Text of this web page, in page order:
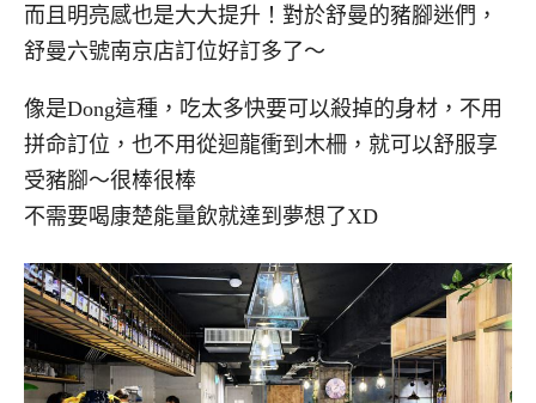
而且明亮感也是大大提升！對於舒曼的豬腳迷們，
舒曼六號南京店訂位好訂多了～
像是Dong這種，吃太多快要可以殺掉的身材，不用
拼命訂位，也不用從迴龍衝到木柵，就可以舒服享
受豬腳～很棒很棒
不需要喝康楚能量飲就達到夢想了XD